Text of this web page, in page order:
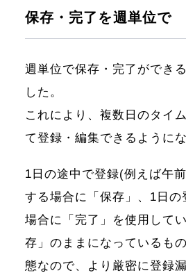
保存・完了を週単位で
週単位で保存・完了ができ
した。
これにより、複数日のタイ
て登録・編集できるように
1日の途中で登録(例えば午
する場合に「保存」、1日の
場合に「完了」を使用して
存」のままになっているも
態なので、より厳密に登録